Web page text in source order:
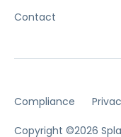
Contact
Compliance
Copyright ©2026